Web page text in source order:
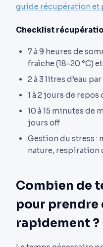
guide récupération et
Checklist
7 à 9 heures de
fraîche (18-20 °C)
2 à 3 litres d’eau
1 à 2 jours de
10 à 15 minutes
jours off
Gestion du stress :
nature, respiration
Combien de
pour prendre
rapidement ?